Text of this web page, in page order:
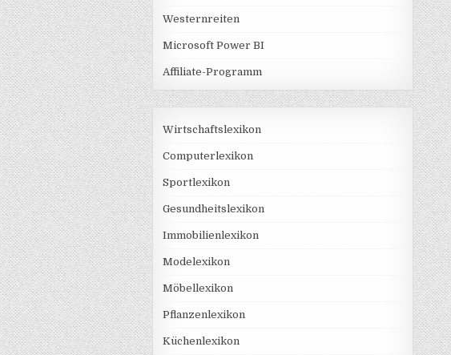
Westernreiten
Microsoft Power BI
Affiliate-Programm
Wirtschaftslexikon
Computerlexikon
Sportlexikon
Gesundheitslexikon
Immobilienlexikon
Modelexikon
Möbellexikon
Pflanzenlexikon
Küchenlexikon